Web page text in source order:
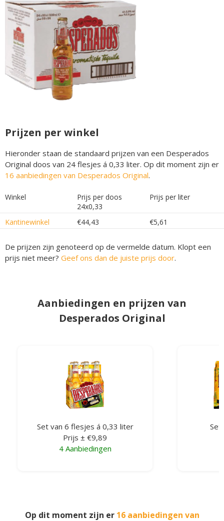
Prijzen per winkel
Hieronder staan de standaard prijzen van een Desperados
Original doos van 24 flesjes á 0,33 liter. Op dit moment zijn er
16 aanbiedingen van Desperados Original.
Winkel
Prijs per doos
24x0,33
Prijs per liter
Kantinewinkel €44,43 €5,61
De prijzen zijn genoteerd op de vermelde datum. Klopt een
prijs niet meer? Geef ons dan de juiste prijs door.
Aanbiedingen en prijzen van
Desperados Original
Set van 6 flesjes á 0,33 liter
Prijs ± €9,89
4 Aanbiedingen
Set
Op dit moment zijn er 16 aanbiedingen van